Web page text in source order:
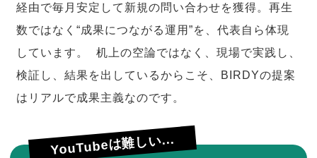
経由で毎月安定して新規の問い合わせを獲得。再生
数ではなく“成果につながる運用”を、代表自ら体現
しています。 机上の空論ではなく、現場で実践し、
検証し、結果を出しているからこそ、BIRDYの提案
はリアルで成果主義なのです。
YouTubeは難しい...